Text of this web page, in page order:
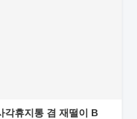
각휴지통 겸 재떨이 B